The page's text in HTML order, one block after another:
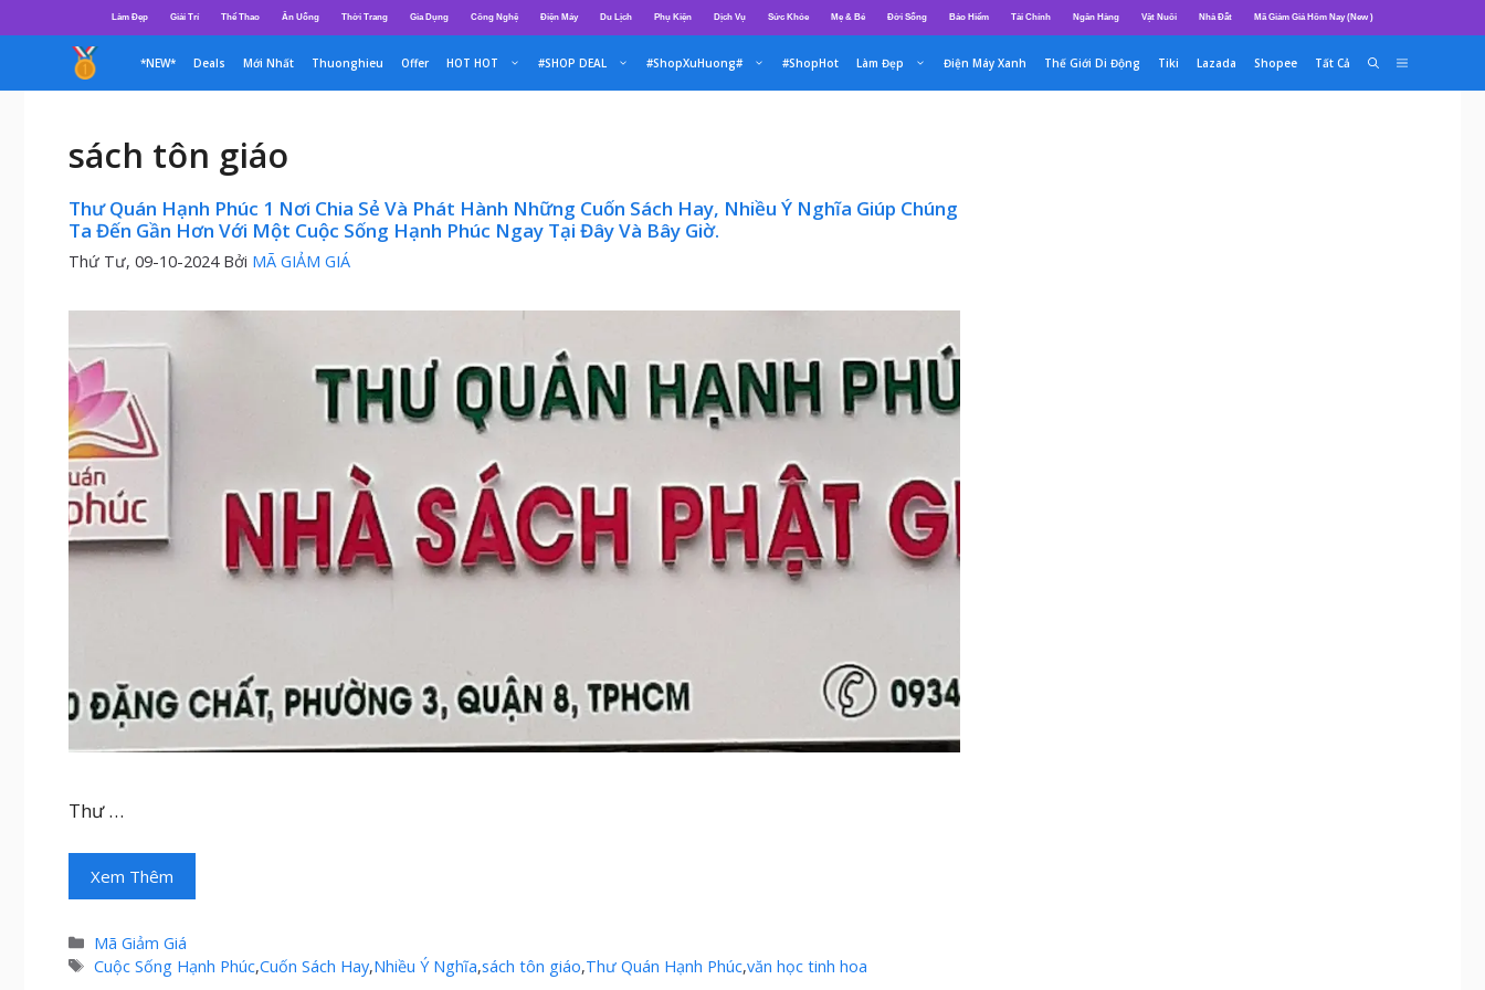
đến
dung
Làm Đẹp Giải Trí Thể Thao Ăn Uống Thời Trang Gia Dụng Công Nghệ Điện Máy Du Lịch Phụ Kiện Dịch Vụ Sức Khỏe Mẹ & Bé Đời Sống Bảo Hiểm Tài Chính Ngân Hàng Vật Nuôi Nhà Đất Mã Giảm Giá Hôm Nay (New )
*NEW* Deals Mới Nhất Thuonghieu Offer HOT HOT #SHOP DEAL #ShopXuHuong# #ShopHot Làm Đẹp Điện Máy Xanh Thế Giới Di Động Tiki Lazada Shopee Tất Cả
sách tôn giáo
Thư Quán Hạnh Phúc 1 Nơi Chia Sẻ Và Phát Hành Những Cuốn Sách Hay, Nhiều Ý Nghĩa Giúp Chúng
Ta Đến Gần Hơn Với Một Cuộc Sống Hạnh Phúc Ngay Tại Đây Và Bây Giờ.
Thứ Tư, 09-10-2024 Bởi MÃ GIẢM GIÁ
Thư …
Xem Thêm
Danh
mục
Mã Giảm Giá
Thẻ
Cuộc Sống Hạnh Phúc,Cuốn Sách Hay,Nhiều Ý Nghĩa,sách tôn giáo,Thư Quán Hạnh Phúc,văn học tinh hoa